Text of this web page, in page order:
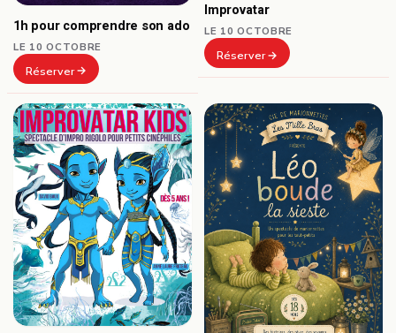
1h pour comprendre son ado
LE 10 OCTOBRE
Réserver
Improvatar
LE 10 OCTOBRE
Réserver